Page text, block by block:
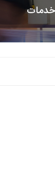
خدمات